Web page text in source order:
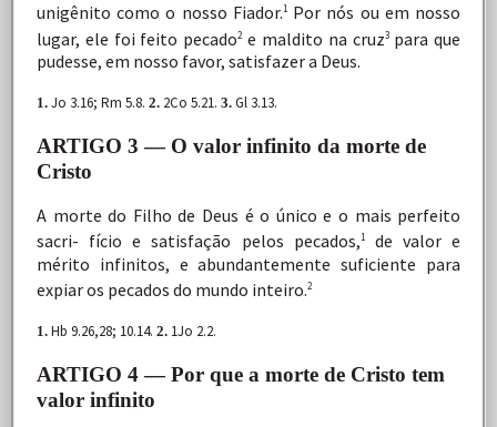
unigênitocomo o nosso Fiador.1 Por nós ou em nosso
lugar, ele foi feito pecado2 e maldito na cruz3 para que
pudesse, em nosso favor, satisfazer a Deus.
1. Jo 3.16; Rm 5.8. 2. 2Co 5.21. 3. Gl 3.13.
ARTIGO 3 — O valor infinito da morte de
Cristo
A morte do Filho de Deus é o único e o mais perfeito
sacri- fício e satisfação pelos pecados,1 de valor e
mérito infinitos, e abundantemente suficiente para
expiaros pecados do mundo inteiro.2
1. Hb 9.26,28; 10.14. 2. 1Jo 2.2.
ARTIGO 4 — Por que a morte de Cristo tem
valor infinito